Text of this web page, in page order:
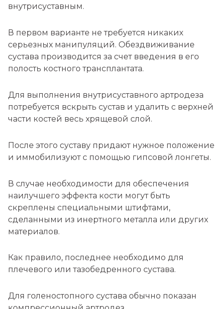
внутрисуставным.
В первом варианте не требуется никаких
серьезных манипуляций. Обездвиживание
сустава производится за счет введения в его
полость костного трансплантата.
Для выполнения внутрисуставного артродеза
потребуется вскрыть сустав и удалить с верхней
части костей весь хрящевой слой.
После этого суставу придают нужное положение
и иммобилизуют с помощью гипсовой лонгеты.
В случае необходимости для обеспечения
наилучшего эффекта кости могут быть
скреплены специальными штифтами,
сделанными из инертного металла или других
материалов.
Как правило, последнее необходимо для
плечевого или тазобедренного сустава.
Для голеностопного сустава обычно показан